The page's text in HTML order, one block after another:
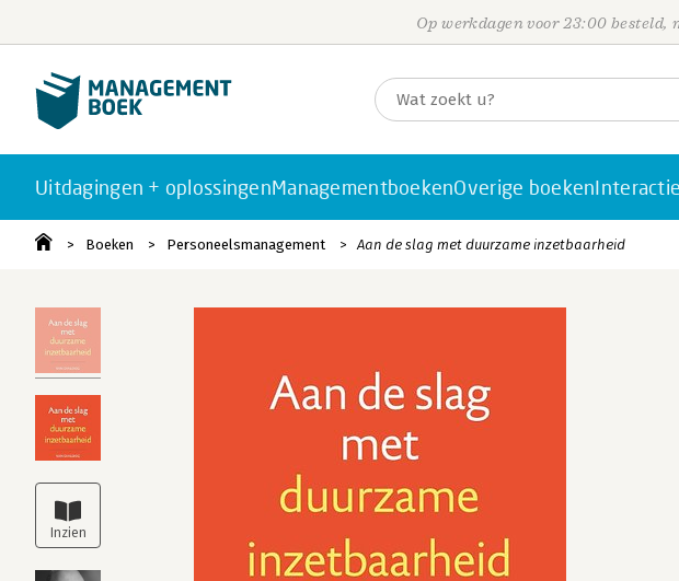
Op werkdagen voor 23:00 besteld,
Uitdagingen + oplossingenManagementboekenOverige boeken
Boeken Personeelsmanagement Aan de slag met duurzame inzetbaarheid